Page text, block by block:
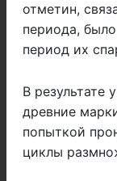
отметин,
периода,
период их
В результате
древние
попыткой
циклы